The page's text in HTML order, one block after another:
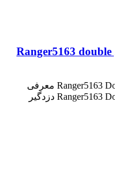
دزدگیر خودرو استیل میت مدل Ranger5163 Double معرفی
دزدگیر خودرو استیل میت مدل Ranger5163 Double دزدگیر